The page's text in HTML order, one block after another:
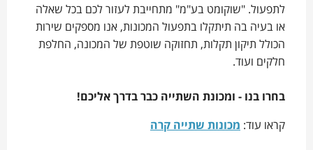
לתפעול. "שוקומט בע"מ" מתחייבת לעזור לכם בכל שאלה
או בעיה בה תיתקלו בתפעול המכונות, אנו מספקים שירות
הכולל תיקון תקלות, תחזוקה שוטפת של המכונה, החלפת
חלקים ועוד.
בחרו בנו - ומכונת השתייה כבר בדרך אליכם!
קראו עוד: מכונות שתייה קרה